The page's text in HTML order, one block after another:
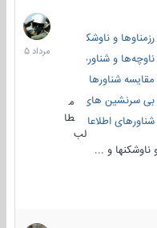
و ناوشکن‌ها
و شناورهای گشتی
شناورها
سرنشین های دریایی
اطلاعاتی و جاسوسی
طا
لب
و ...
2
مرداد
1405